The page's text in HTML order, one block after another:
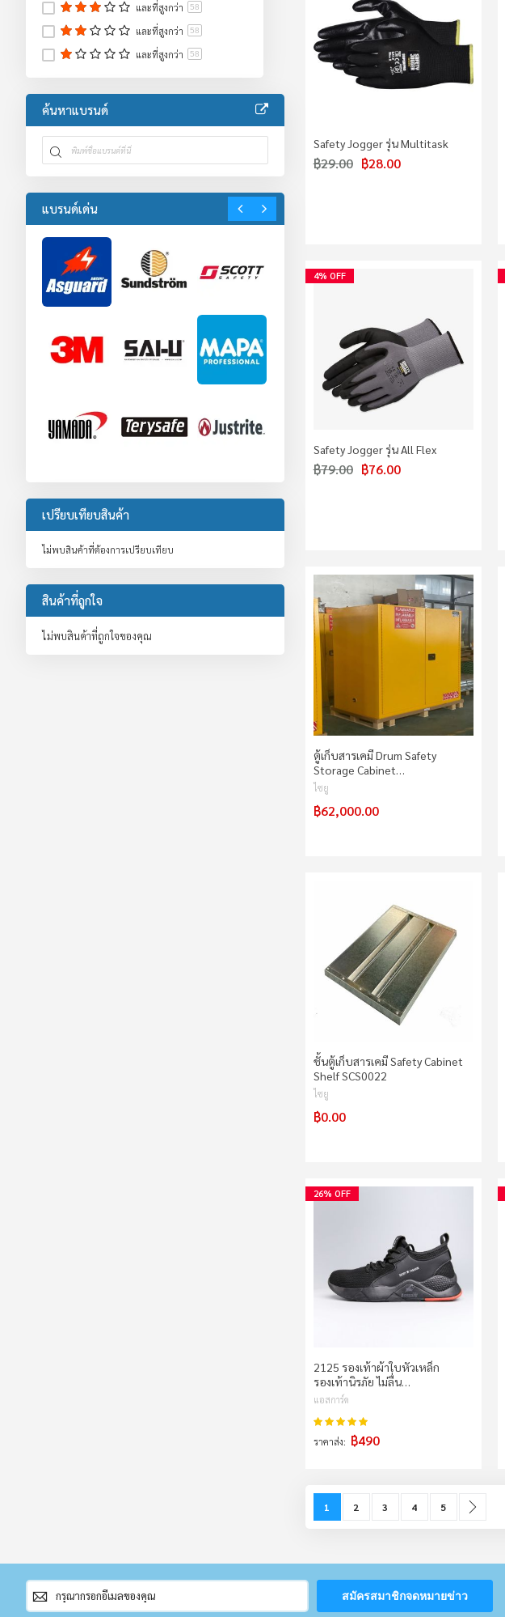
Safety Jogger รุ่น Multitask
฿28.00
฿29.00
4% OFF
Safety Jogger รุ่น All Flex
฿76.00
฿79.00
ตู้เก็บสารเคมี Drum Safety
Storage Cabinet…
ไซยู
฿62,000.00
ชั้นตู้เก็บสารเคมี Safety Cabinet
Shelf SCS0022
ไซยู
฿0.00
26% OFF
2125 รองเท้าผ้าใบหัวเหล็ก
รองเท้านิรภัย ไม่ลื่น…
แอสการ์ด
คะแนน:
ราคาส่ง
฿490
You're currently reading page
1 Page
2 Page
3 Page
4 Page
5
อ่างล้างตาฉุกเฉิน 22
ฝักบัวฉุกเฉิน 1
ตู้เก็บสารเคมี 34
ตู้เก็บสารกัดกร่อน
อะไหล่ตู้เก็บสารเคมี
งานจราจร 42
อุปกรณ์งานจราจร
งานปฐมพยาบาล
อุปกรณ์ป้องกันร่างกาย 2
อุปกรณ์โรงงาน
และที่สูงกว่า 58
และที่สูงกว่า 58
และที่สูงกว่า 58
ค้นหาแบรนด์
แบรนด์เด่น
เปรียบเทียบสินค้า
ไม่พบสินค้าที่ต้องการเปรียบเทียบ
สินค้าที่ถูกใจ
ไม่พบสินค้าที่ถูกใจของคุณ
สมัคร
สมาชิก
จดหมาย
สมัครสมาชิกจดหมายข่าว